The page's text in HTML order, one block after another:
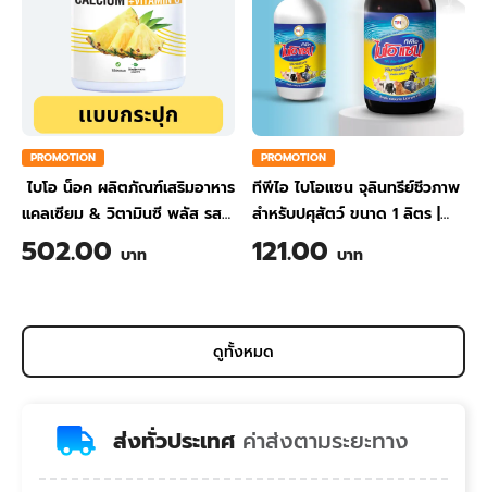
PROMOTION
ไบโอ น็อค ผลิตภัณฑ์เสริมอาหาร
แคลเซียม & วิตามินซี พลัส รส
สับปะรด ขนาด 200 กรัม
502.00 บาท
PROMOTION
ทีพีไอ ไบโอแซน จุลินทรีย์ชีวภาพ
สำหรับปศุสัตว์ ขนาด 1 ลิตร
TPI BIO-SAN Organic
Wastewater Treatment for
121.00 บาท
ดูทั้งหมด
ส่งทั่วประเทศ ค่าส่งตามระยะทาง